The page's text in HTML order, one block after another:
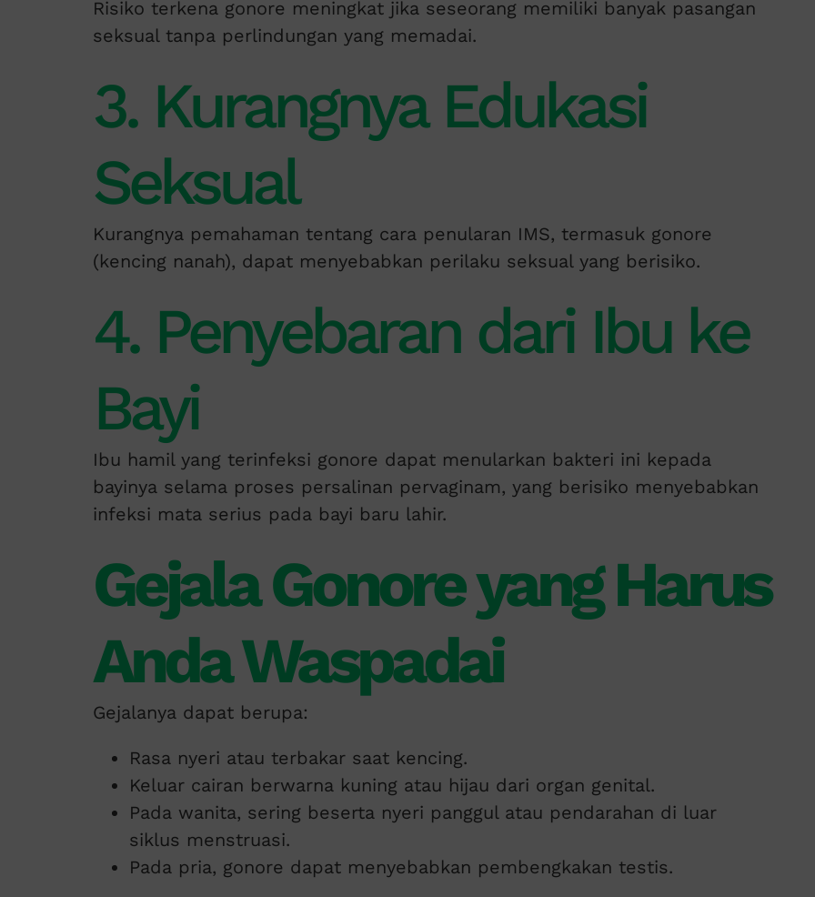
Risiko terkena gonore meningkat jika seseorang memiliki banyak pasangan
seksual tanpa perlindungan yang memadai.
3. Kurangnya Edukasi
Seksual
Kurangnya pemahaman tentang cara penularan IMS, termasuk gonore
(kencing nanah), dapat menyebabkan perilaku seksual yang berisiko.
4. Penyebaran dari Ibu ke
Bayi
Ibu hamil yang terinfeksi gonore dapat menularkan bakteri ini kepada
bayinya selama proses persalinan pervaginam, yang berisiko menyebabkan
infeksi mata serius pada bayi baru lahir.
Gejala Gonore yang Harus
Anda Waspadai
Gejalanya dapat berupa:
Rasa nyeri atau terbakar saat kencing.
Keluar cairan berwarna kuning atau hijau dari organ genital.
Pada wanita, sering beserta nyeri panggul atau pendarahan di luar
siklus menstruasi.
Pada pria, gonore dapat menyebabkan pembengkakan testis.